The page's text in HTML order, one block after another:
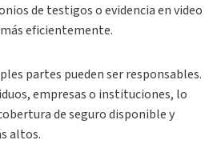
de testigos o evidencia en video
eficientemente.
partes pueden ser responsables.
empresas o instituciones, lo
de seguro disponible y
altos.